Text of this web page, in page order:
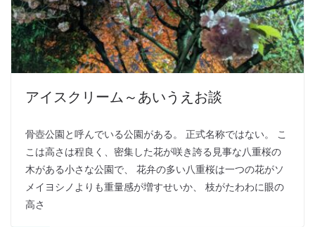
アイスクリーム～あいうえお談
骨壺公園と呼んでいる公園がある。 正式名称ではない。 こ
こは高さは程良く、密集した花が咲き誇る見事な八重桜の
木がある小さな公園で、 花弁の多い八重桜は一つの花がソ
メイヨシノよりも重量感が増すせいか、 枝がたわわに眼の
高さ